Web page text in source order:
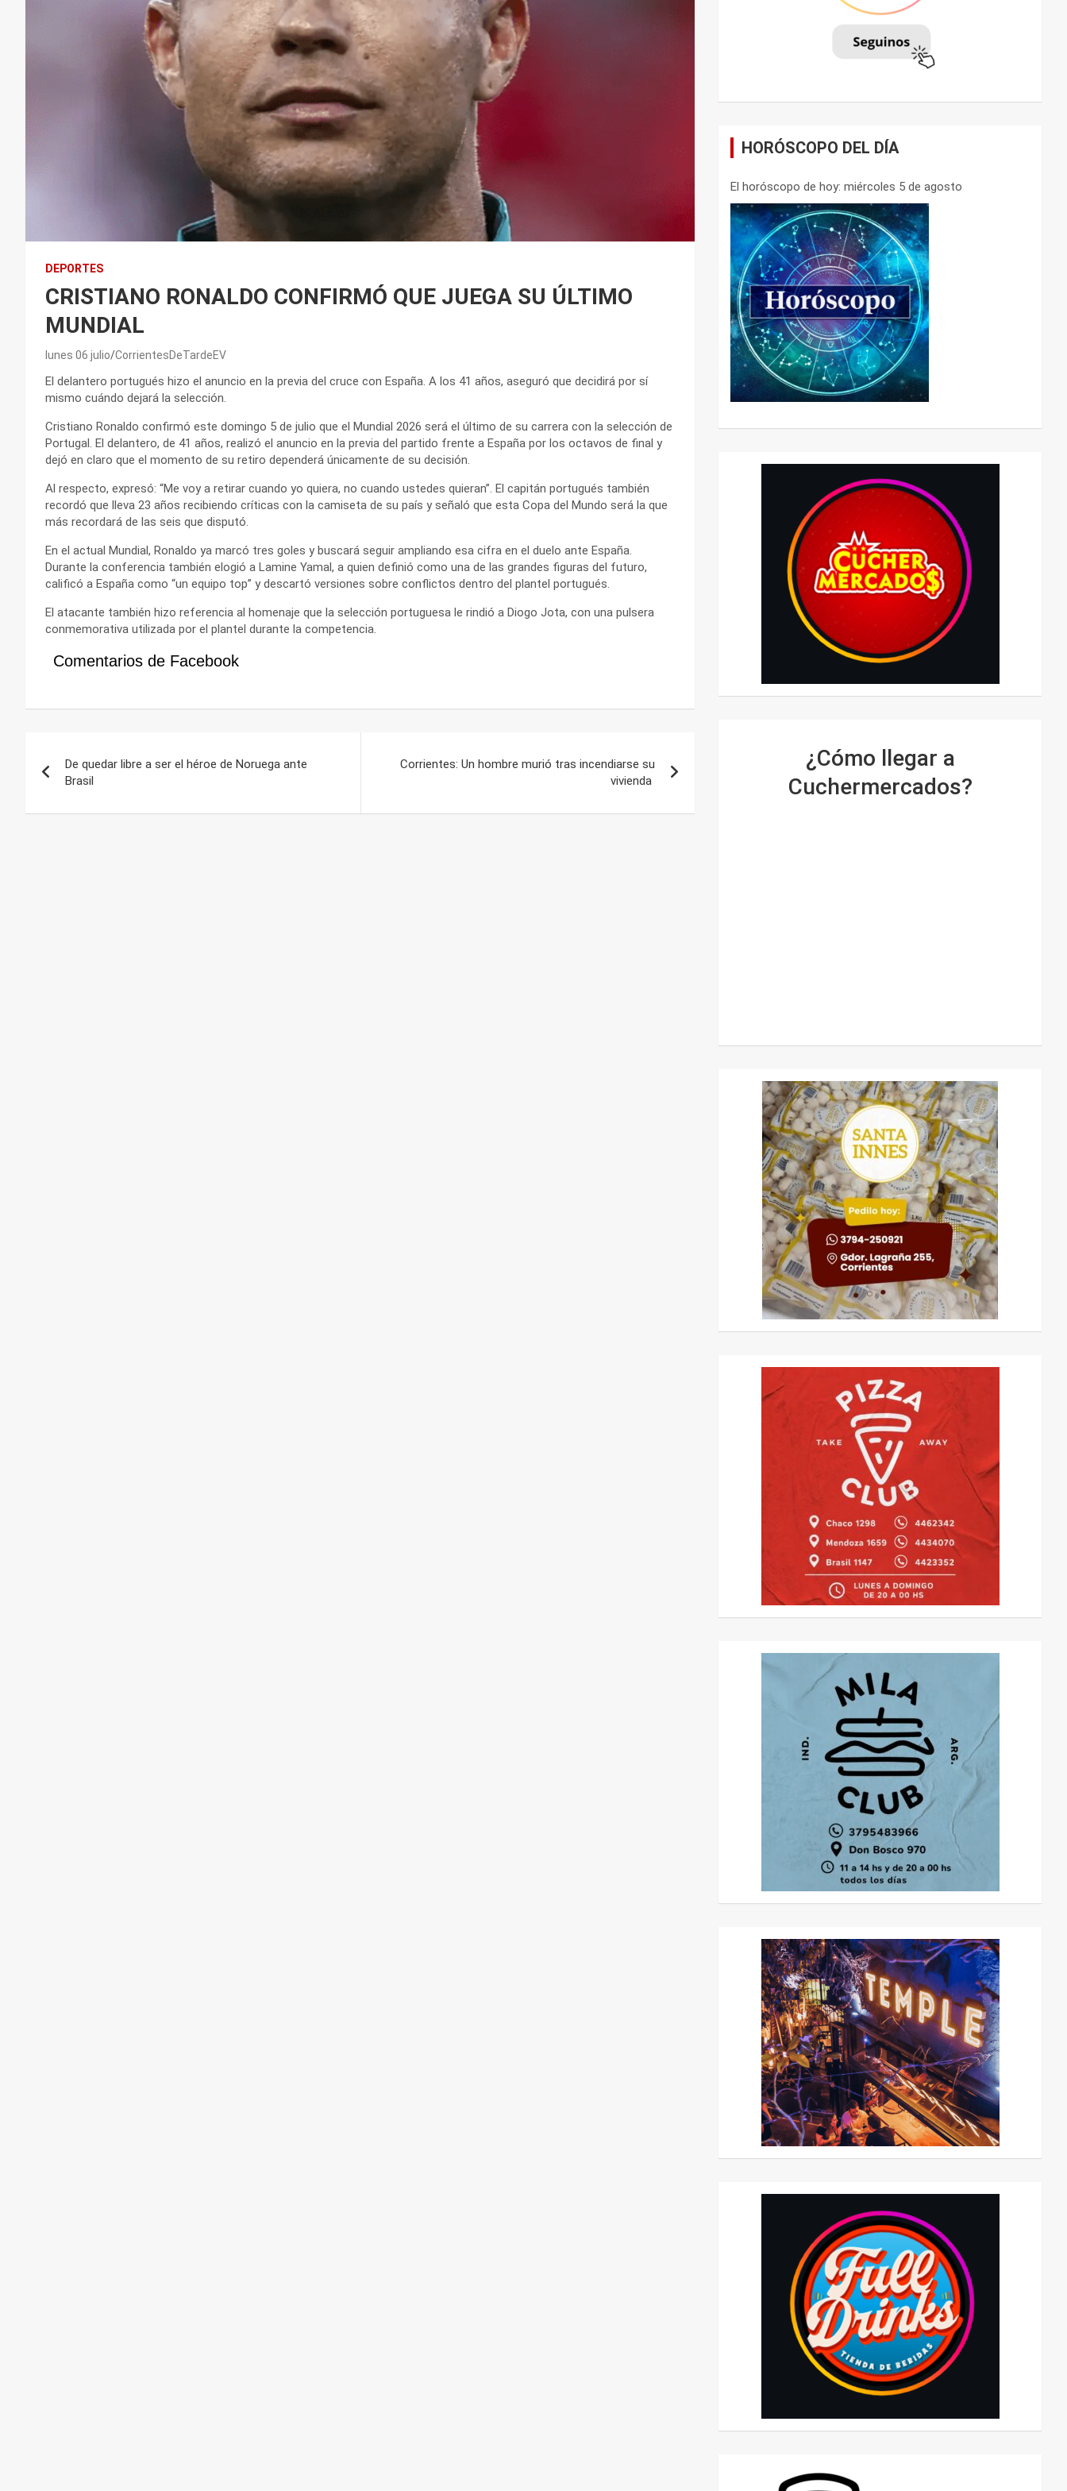
DEPORTES
CRISTIANO RONALDO CONFIRMÓ QUE JUEGA SU ÚLTIMO
MUNDIAL
lunes 06 julio CorrientesDeTardeEV
El delantero portugués hizo el anuncio en la previa del cruce con España. A los 41 años, aseguró que decidirá por sí
mismo cuándo dejará la selección.
Cristiano Ronaldo confirmó este domingo 5 de julio que el Mundial 2026 será el último de su carrera con la selección de
Portugal. El delantero, de 41 años, realizó el anuncio en la previa del partido frente a España por los octavos de final y
dejó en claro que el momento de su retiro dependerá únicamente de su decisión.
Al respecto, expresó: “Me voy a retirar cuando yo quiera, no cuando ustedes quieran”. El capitán portugués también
recordó que lleva 23 años recibiendo críticas con la camiseta de su país y señaló que esta Copa del Mundo será la que
más recordará de las seis que disputó.
En el actual Mundial, Ronaldo ya marcó tres goles y buscará seguir ampliando esa cifra en el duelo ante España.
Durante la conferencia también elogió a Lamine Yamal, a quien definió como una de las grandes figuras del futuro,
calificó a España como “un equipo top” y descartó versiones sobre conflictos dentro del plantel portugués.
El atacante también hizo referencia al homenaje que la selección portuguesa le rindió a Diogo Jota, con una pulsera
conmemorativa utilizada por el plantel durante la competencia.
Comentarios de Facebook
de
entradas
De quedar libre a ser el héroe de Noruega ante
Brasil
Corrientes: Un hombre murió tras incendiarse su
vivienda
HORÓSCOPO DEL DÍA
El horóscopo de hoy: miércoles 5 de agosto
¿Cómo llegar a
Cuchermercados?